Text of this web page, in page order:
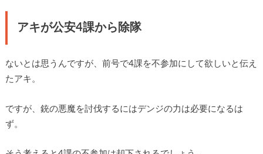
アキが公安4課から除隊
ないとは思うんですが、前号で4課を不参加にして欲しいと伝え
たアキ。
ですが、銃の悪魔を討伐するにはデンジの力は必要になるは
ず。